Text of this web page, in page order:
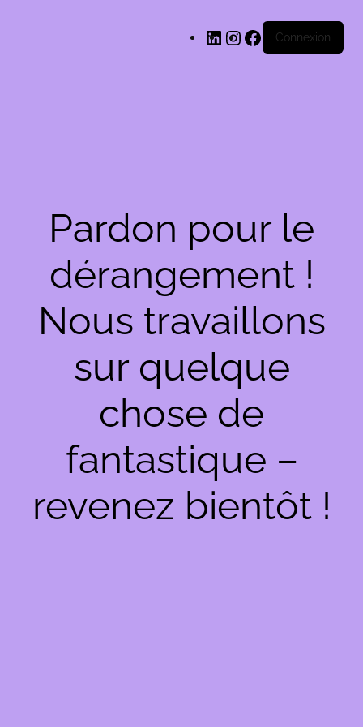
LinkedInInstagram
Facebook
Connexion
Pardon pour le
dérangement !
Nous travaillons
sur quelque
chose de
fantastique –
revenez bientôt !